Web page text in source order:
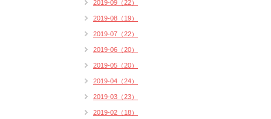
2019-09（22）
2019-08（19）
2019-07（22）
2019-06（20）
2019-05（20）
2019-04（24）
2019-03（23）
2019-02（18）